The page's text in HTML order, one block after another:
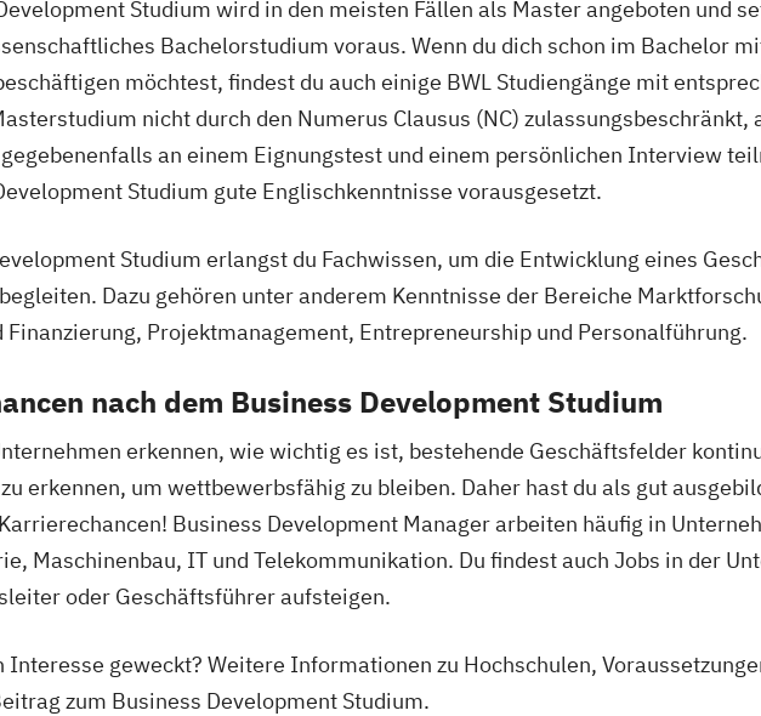
(Duales Studium)
Studium wird in den meisten Fällen als Master angeboten und
Bachelorstudium voraus. Wenn du dich schon im Bachelor
möchtest, findest du auch einige BWL Studiengänge mit
nicht durch den Numerus Clausus (NC)
an einem Eignungstest und einem persönlichen Interview
Studium gute Englischkenntnisse vorausgesetzt.
Studium erlangst du Fachwissen, um die Entwicklung eines
Dazu gehören unter anderem Kenntnisse der Bereiche
Projektmanagement, Entrepreneurship und Personalführung.
nach dem Business Development Studium
erkennen, wie wichtig es ist, bestehende Geschäftsfelder
erkennen, um wettbewerbsfähig zu bleiben. Daher hast du als gut
Business Development Manager arbeiten häufig in
Maschinenbau, IT und Telekommunikation. Du findest auch Jobs in der
oder Geschäftsführer aufsteigen.
Interesse geweckt? Weitere Informationen zu Hochschulen,
zum Business Development Studium.